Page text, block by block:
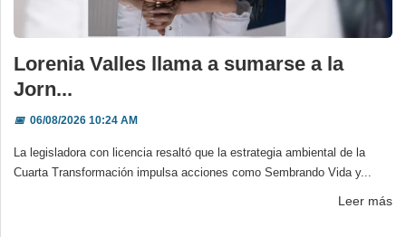
Lorenia Valles llama a sumarse a la
Jorn...
📅06/08/2026 10:24 AM
La legisladora con licencia resaltó que la estrategia ambiental de la
Cuarta Transformación impulsa acciones como Sembrando Vida y...
Leer más